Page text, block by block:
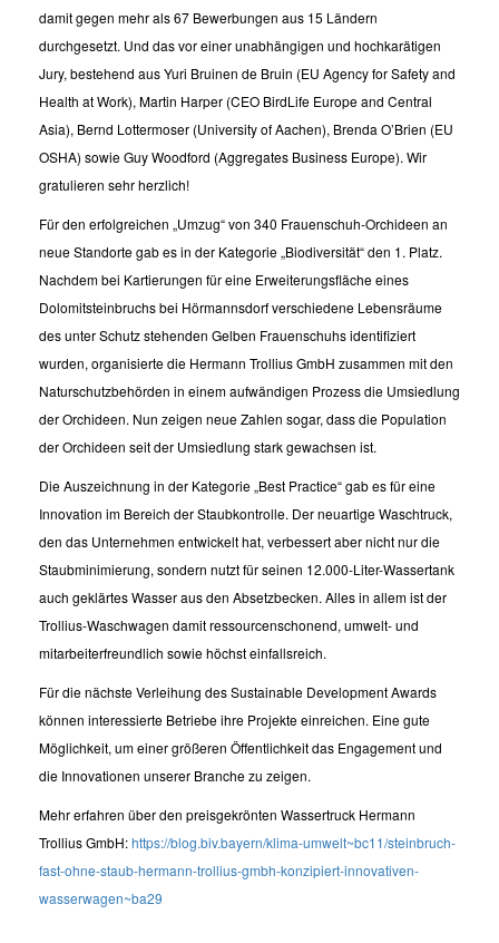
damit gegen mehr als 67 Bewerbungen aus 15 Ländern
durchgesetzt. Und das vor einer unabhängigen und hochkarätigen
Jury, bestehend aus Yuri Bruinen de Bruin (EU Agency for Safety and
Health at Work), Martin Harper (CEO BirdLife Europe and Central
Asia), Bernd Lottermoser (University of Aachen), Brenda O’Brien (EU
OSHA) sowie Guy Woodford (Aggregates Business Europe). Wir
gratulieren sehr herzlich!
Für den erfolgreichen „Umzug“ von 340 Frauenschuh-Orchideen an
neue Standorte gab es in der Kategorie „Biodiversität“ den 1. Platz.
Nachdem bei Kartierungen für eine Erweiterungsfläche eines
Dolomitsteinbruchs bei Hörmannsdorf verschiedene Lebensräume
des unter Schutz stehenden Gelben Frauenschuhs identifiziert
wurden, organisierte die Hermann Trollius GmbH zusammen mit den
Naturschutzbehörden in einem aufwändigen Prozess die Umsiedlung
der Orchideen. Nun zeigen neue Zahlen sogar, dass die Population
der Orchideen seit der Umsiedlung stark gewachsen ist.
Die Auszeichnung in der Kategorie „Best Practice“ gab es für eine
Innovation im Bereich der Staubkontrolle. Der neuartige Waschtruck,
den das Unternehmen entwickelt hat, verbessert aber nicht nur die
Staubminimierung, sondern nutzt für seinen 12.000-Liter-Wassertank
auch geklärtes Wasser aus den Absetzbecken. Alles in allem ist der
Trollius-Waschwagen damit ressourcenschonend, umwelt- und
mitarbeiterfreundlich sowie höchst einfallsreich.
Für die nächste Verleihung des Sustainable Development Awards
können interessierte Betriebe ihre Projekte einreichen. Eine gute
Möglichkeit, um einer größeren Öffentlichkeit das Engagement und
die Innovationen unserer Branche zu zeigen.
Mehr erfahren über den preisgekrönten Wassertruck Hermann
Trollius GmbH:https://blog.biv.bayern/klima-umwelt~bc11/steinbruch-
fast-ohne-staub-hermann-trollius-gmbh-konzipiert-innovativen-
wasserwagen~ba29